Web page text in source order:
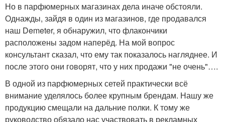
Но в парфюмерных магазинах дела иначе обстояли.
Однажды, зайдя в один из магазинов, где продавался
наш Demeter, я обнаружил, что флакончики
расположены задом наперёд. На мой вопрос
консультант сказал, что ему так показалось нагляднее. И
после этого они говорят, что у них продажи "не очень"….
В одной из парфюмерных сетей практически всё
внимание уделялось более крупным брендам. Нашу же
продукцию смещали на дальние полки. К тому же
руководство обязало нас участвовать в рекламных